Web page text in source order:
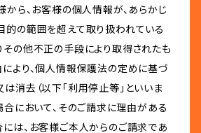
から、お客様の個人情報が、あらかじ
的の範囲を超えて取り扱われている
その他不正の手段により取得されたも
より、個人情報保護法の定めに基づ
消去（以下「利用停止等」といいま
合において、そのご請求に理由がある
は、お客様ご本人からのご請求であ